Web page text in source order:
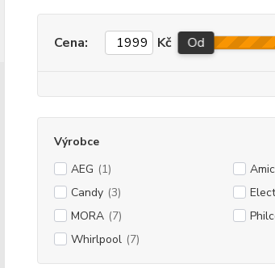
Cena: Kč Od
Výrobce
AEG (1)
Candy (3)
MORA (7)
Whirlpool (7)